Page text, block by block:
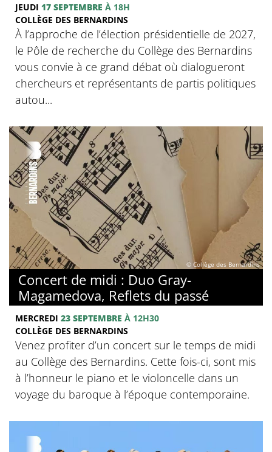
JEUDI 17 SEPTEMBRE À 18H
COLLÈGE DES BERNARDINS
À l’approche de l’élection présidentielle de 2027,
le Pôle de recherche du Collège des Bernardins
vous convie à ce grand débat où dialogueront
chercheurs et représentants de partis politiques
autou...
© Collège des Bernardins
Concert de midi : Duo Gray-
Magamedova, Reflets du passé
MERCREDI 23 SEPTEMBRE À 12H30
COLLÈGE DES BERNARDINS
Venez profiter d’un concert sur le temps de midi
au Collège des Bernardins. Cette fois-ci, sont mis
à l’honneur le piano et le violoncelle dans un
voyage du baroque à l’époque contemporaine.